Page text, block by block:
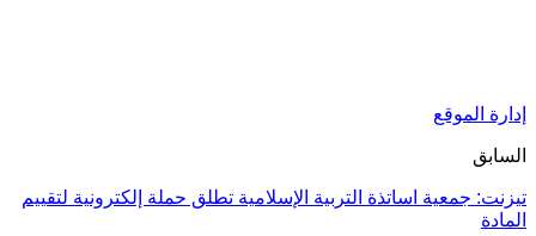
إدارة الموقع
السابق
تيزنت: جمعية اساتذة التربية الإسلامية تطلق حملة إلكترونية لتقييم
المادة